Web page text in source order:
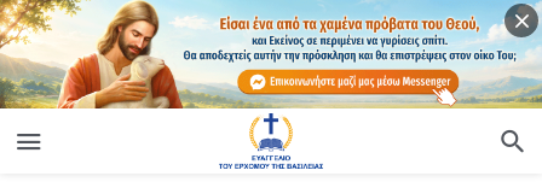
3. Θα καταστραφείς αν είσαι χλιαρός στην πίστη σου